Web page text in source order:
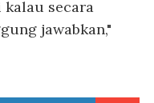
secara
jawabkan,"